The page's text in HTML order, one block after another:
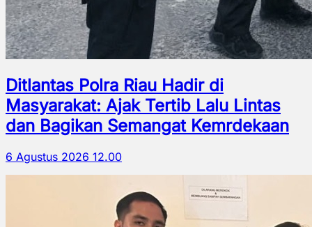
Ditlantas Polra Riau Hadir di
Masyarakat: Ajak Tertib Lalu Lintas
dan Bagikan Semangat Kemrdekaan
6 Agustus 2026 12.00